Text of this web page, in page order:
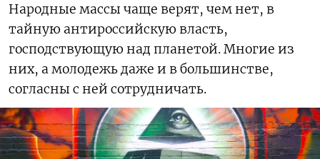
Народные массы чаще верят, чем нет, в
тайную антироссийскую власть,
господствующую над планетой. Многие из
них, а молодежь даже и в большинстве,
согласны с ней сотрудничать.